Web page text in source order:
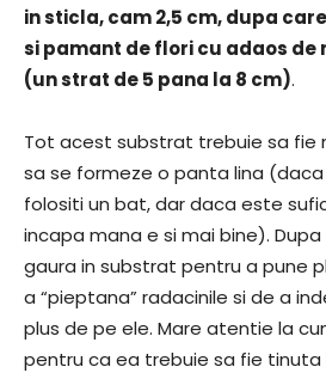
in sticla, cam 2,5 cm, dupa
si pamant de flori cu adaos de
(un strat de 5 pana la 8 cm).
Tot acest substrat trebuie sa
sa se formeze o panta lina
folositi un bat, dar daca este
incapa mana e si mai bine).
gaura in substrat pentru a pune
a “pieptana” radacinile si de a
plus de pe ele. Mare atentie la
pentru ca ea trebuie sa fie tinuta